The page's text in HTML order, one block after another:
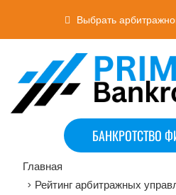
Выбрать
БАНКРОТСТВО
Главная
> Рейтинг арбитражных